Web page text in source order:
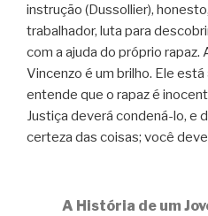
instrução (Dussollier),
trabalhador, luta para
com a ajuda do próprio rapaz.
Vincenzo é um brilho. Ele
entende que o rapaz é
Justiça deverá condená-lo, e
certeza das coisas; você
A História de um